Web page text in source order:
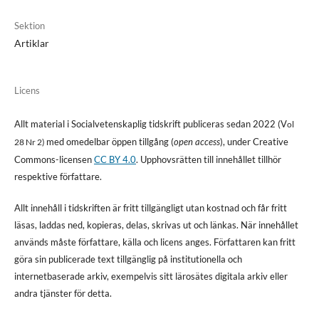
Sektion
Artiklar
Licens
Allt material i Socialvetenskaplig tidskrift publiceras sedan 2022 (Vol
28 Nr 2) med omedelbar öppen tillgång (open access), under Creative
Commons-licensenCC BY 4.0. Upphovsrätten till innehållet tillhör
respektive författare.
Allt innehåll i tidskriften är fritt tillgängligt utan kostnad och får fritt
läsas, laddas ned, kopieras, delas, skrivas ut och länkas. När innehållet
används måste författare, källa och licens anges. Författaren kan fritt
göra sin publicerade text tillgänglig på institutionella och
internetbaserade arkiv, exempelvis sitt lärosätes digitala arkiv eller
andra tjänster för detta.